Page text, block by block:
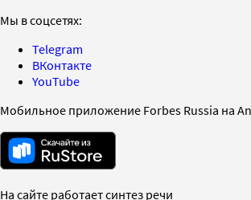
Мы в соцсетях:
Telegram
ВКонтакте
YouTube
Мобильное приложение Forbes Russia на
На сайте работает синтез речи